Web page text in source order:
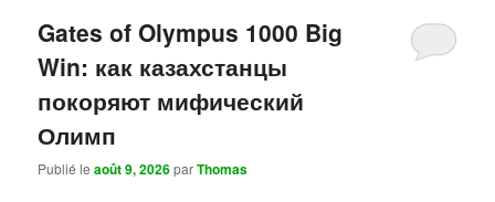
Gates of Olympus 1000 Big
Win: как казахстанцы
покоряют мифический
Олимп
Publié leaoût 9, 2026parThomas